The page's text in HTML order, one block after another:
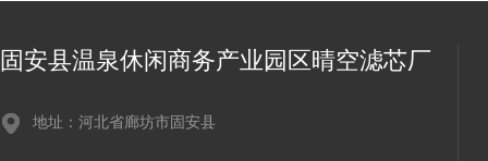
固安县温泉休闲商务产业园区晴空滤芯厂
地址：河北省廊坊市固安县